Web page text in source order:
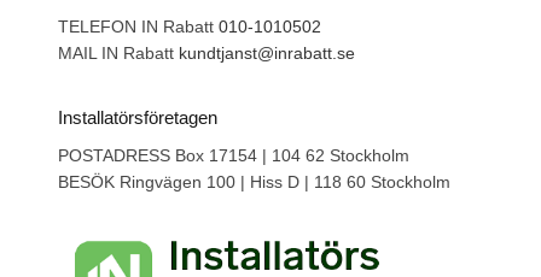
TELEFON IN Rabatt 010-1010502
MAIL IN Rabatt kundtjanst@inrabatt.se
Installatörsföretagen
POSTADRESS Box 17154 | 104 62 Stockholm
BESÖK Ringvägen 100 | Hiss D | 118 60 Stockholm